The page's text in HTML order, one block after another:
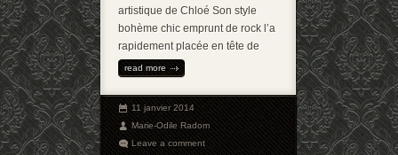
artistique de Chloé Son style
bohème chic emprunt de rock l’a
rapidement placée en tête de
read more
11 janvier 2014
Marie-Odile Radom
Leave a comment